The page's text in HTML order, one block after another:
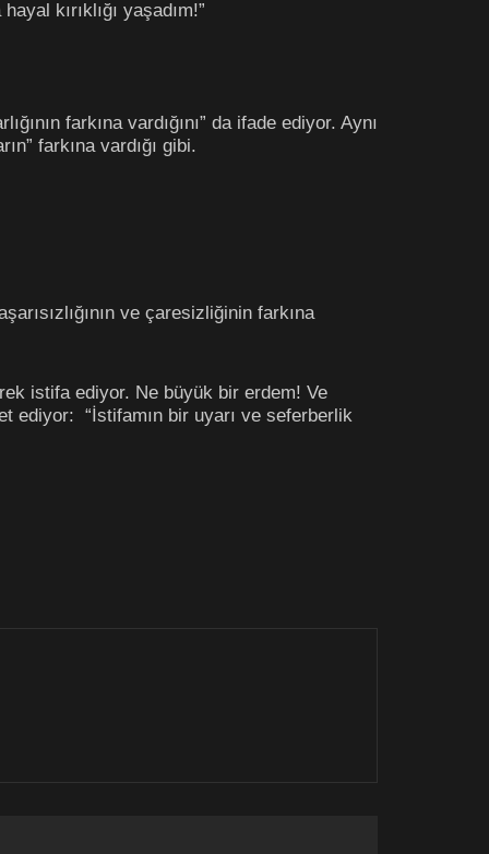
kırıklığı yaşadım!”
farkına vardığını” da ifade ediyor. Aynı
farkına vardığı gibi.
ve çaresizliğinin farkına
istifa ediyor. Ne büyük bir erdem! Ve
ediyor: “İstifamın bir uyarı ve seferberlik